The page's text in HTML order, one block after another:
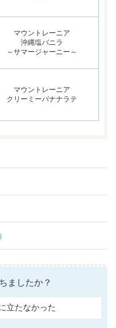
マウントレーニア
沖縄塩バニラ
～サマージャーニー～
マウントレーニア
クリーミーバナナラテ
ましたか？
立たなかった